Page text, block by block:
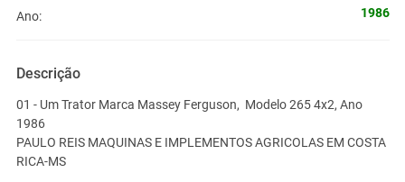
Ano: 1986
Descrição
01 - Um Trator Marca Massey Ferguson, Modelo 265 4x2, Ano
1986
PAULO REIS MAQUINAS E IMPLEMENTOS AGRICOLAS EM COSTA
RICA-MS